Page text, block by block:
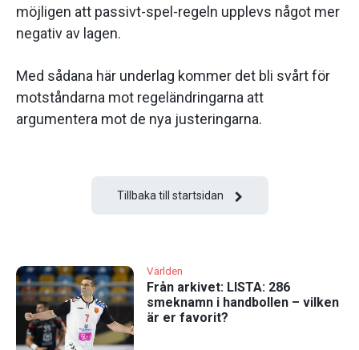
möjligen att passivt-spel-regeln upplevs något mer
negativ av lagen.
Med sådana här underlag kommer det bli svårt för
motståndarna mot regeländringarna att
argumentera mot de nya justeringarna.
Tillbaka till startsidan
Världen
Från arkivet: LISTA: 286
smeknamn i handbollen – vilken
är er favorit?